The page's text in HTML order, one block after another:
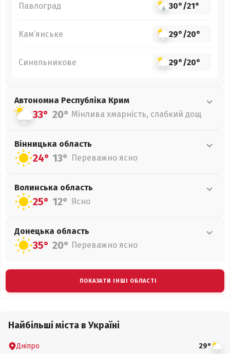
Павлоград 30°/21°
Кам’янське 29°/20°
Синельникове 29°/20°
Автономна Республіка Крим
33° 20° Мінлива хмарність, слабкий дощ
Вінницька область
24° 13° Переважно ясно
Волинська область
25° 12° Ясно
Донецька область
35° 20° Переважно ясно
ПОКАЗАТИ ІНШІ ОБЛАСТІ
Найбільші міста в Україні
Дніпро 29°